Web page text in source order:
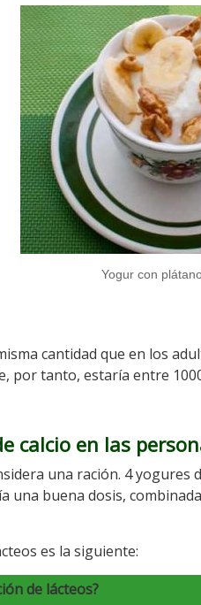
Yogur con
cantidad que en los
por tanto, estaría entre
calcio en las
una ración. 4 yogures
una buena dosis,
es la siguiente:
de lácteos?